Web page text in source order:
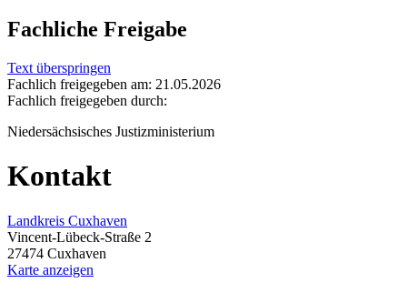
Fachliche Freigabe
Text überspringen
Fachlich freigegeben am: 21.05.2026
Fachlich freigegeben durch:
Niedersächsisches Justizministerium
Kontakt
Landkreis Cuxhaven
Vincent-Lübeck-Straße 2
27474 Cuxhaven
Karte anzeigen